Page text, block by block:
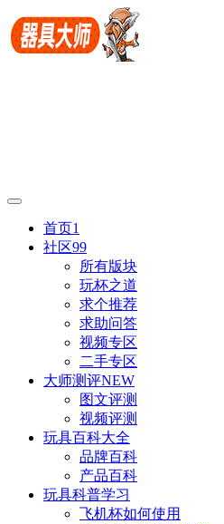
首页1
社区99
所有版块
玩杯之道
求个推荐
求助问答
视频专区
二手专区
大师测评NEW
图文评测
视频评测
玩具百科大全
品牌百科
产品百科
玩具科普学习
飞机杯如何使用